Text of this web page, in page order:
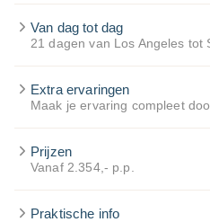
Van dag tot dag
21 dagen van Los Angeles tot
Extra ervaringen
Maak je ervaring compleet
Prijzen
Vanaf 2.354,- p.p.
Praktische info